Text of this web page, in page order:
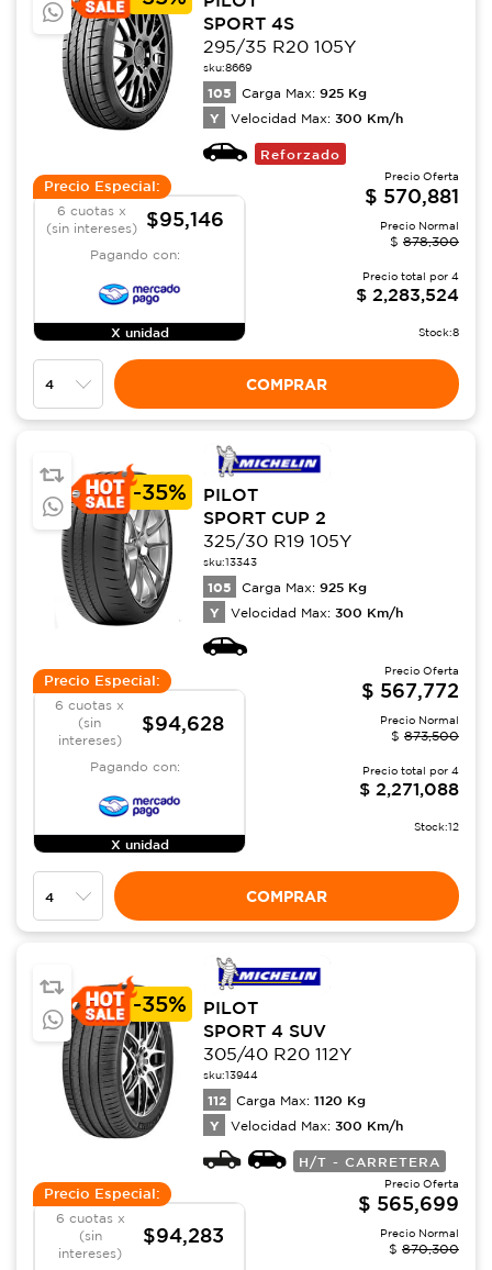
SPORT 4S
295/35 R20 105Y
sku:8669
105 Carga Max: 925 Kg
Y Velocidad Max: 300 Km/h
Reforzado
Precio Especial:
6 cuotas x
(sin intereses)
$95,146
Pagando con:
X unidad
Precio Oferta
$ 570,881
Precio Normal
$ 878,300
Precio total por 4
$ 2,283,524
Stock:8
COMPRAR
-35%
PILOT
SPORT CUP 2
325/30 R19 105Y
sku:13343
105 Carga Max: 925 Kg
Y Velocidad Max: 300 Km/h
Precio Especial:
6 cuotas x
(sin
intereses)
$94,628
Pagando con:
X unidad
Precio Oferta
$ 567,772
Precio Normal
$ 873,500
Precio total por 4
$ 2,271,088
Stock:12
COMPRAR
-35%
PILOT
SPORT 4 SUV
305/40 R20 112Y
sku:13944
112 Carga Max: 1120 Kg
Y Velocidad Max: 300 Km/h
H/T - CARRETERA
Precio Especial:
6 cuotas x
(sin
intereses)
$94,283
Precio Oferta
$ 565,699
Precio Normal
$ 870,300